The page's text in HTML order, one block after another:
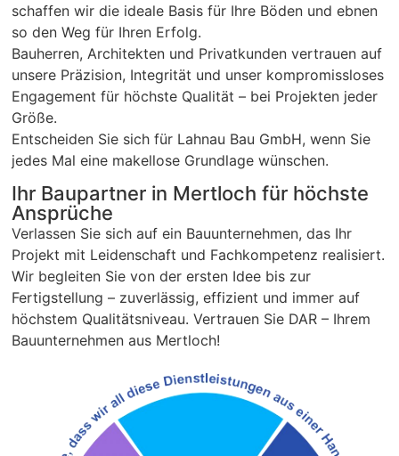
schaffen wir die ideale Basis für Ihre Böden und ebnen
so den Weg für Ihren Erfolg.
Bauherren, Architekten und Privatkunden vertrauen auf
unsere Präzision, Integrität und unser kompromissloses
Engagement für höchste Qualität – bei Projekten jeder
Größe.
Entscheiden Sie sich für Lahnau Bau GmbH, wenn Sie
jedes Mal eine makellose Grundlage wünschen.
Ihr Baupartner in Mertloch für höchste
Ansprüche
Verlassen Sie sich auf ein Bauunternehmen, das Ihr
Projekt mit Leidenschaft und Fachkompetenz realisiert.
Wir begleiten Sie von der ersten Idee bis zur
Fertigstellung – zuverlässig, effizient und immer auf
höchstem Qualitätsniveau. Vertrauen Sie DAR – Ihrem
Bauunternehmen aus Mertloch!